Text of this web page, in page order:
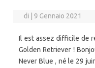
di 9 Gennaio 2021
Il est assez difficile de
Golden Retriever !
Never Blue , né le 29